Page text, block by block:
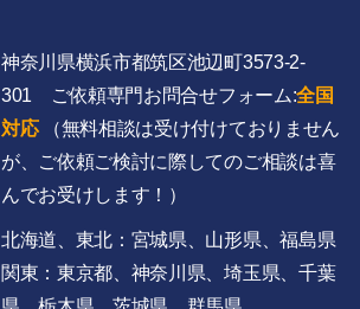
神奈川県横浜市都筑区池辺町3573-2-
301 ご依頼専門お問合せフォーム:全国
対応（無料相談は受け付けておりません
が、ご依頼ご検討に際してのご相談は喜
んでお受けします！）
北海道、東北：宮城県、山形県、福島県
関東：東京都、神奈川県、埼玉県、千葉